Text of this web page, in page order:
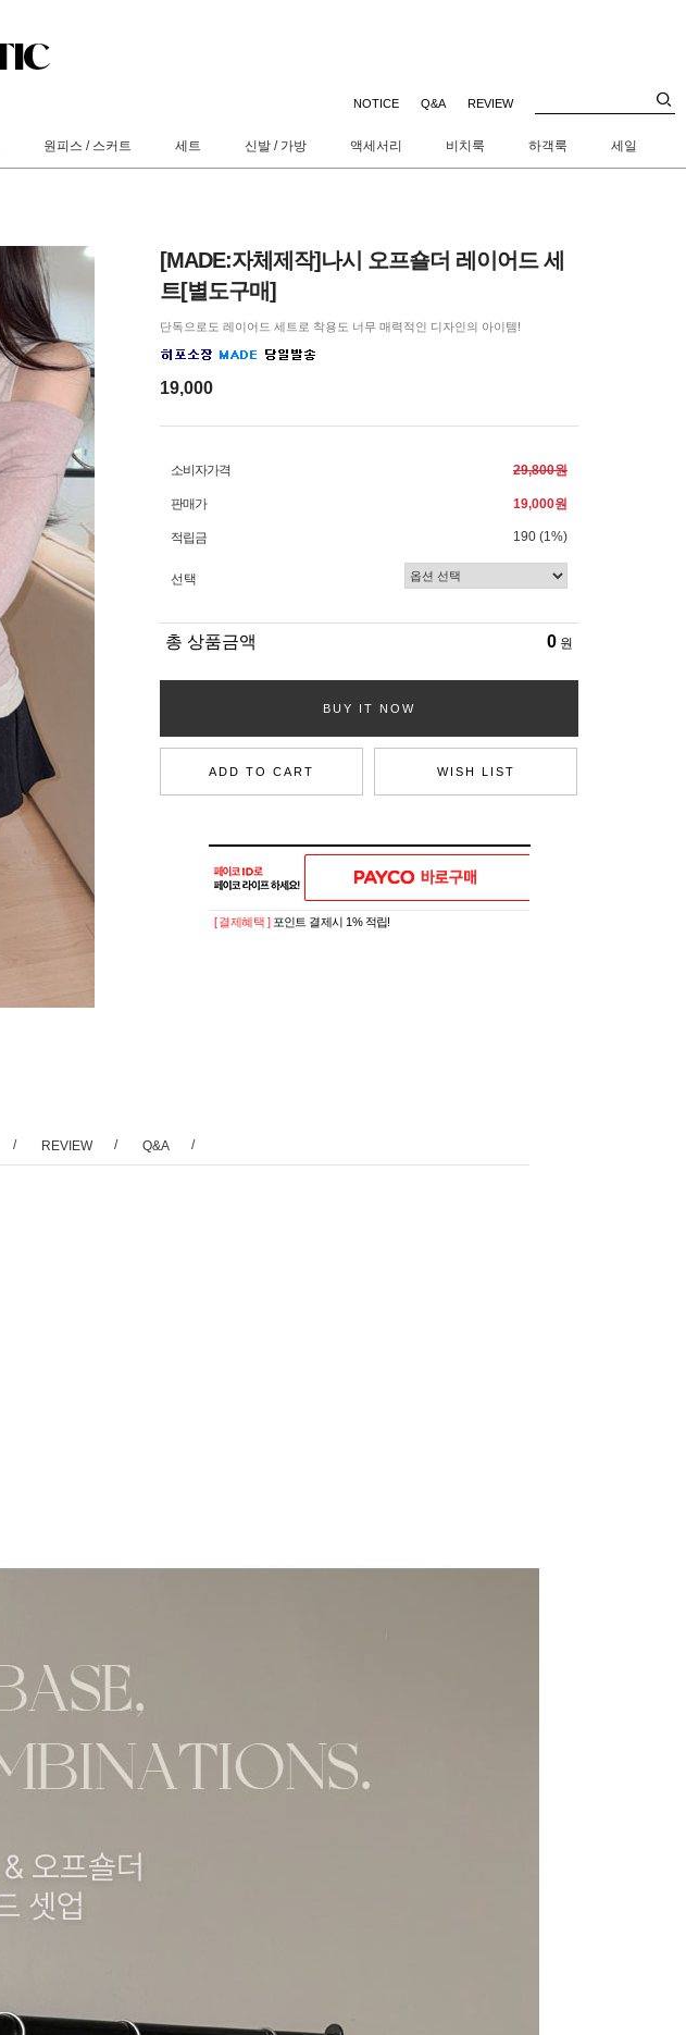
NOTICE Q&A REVIEW
원피스 / 스커트 세트 신발 / 가방 액세서리 비치룩 하객룩 세일
[MADE:자체제작]나시 오프숄더 레이어드 세
트[별도구매]
단독으로도 레이어드 세트로 착용도 너무 매력적인 디자인의 아이템!
19,000
소비자가격 29,800원
판매가 19,000원
적립금 190 (1%)
선택
총 상품금액 0 원
BUY IT NOW
ADD TO CART WISH LIST
[ 결제혜택 ] 포인트 결제시 1% 적립!
/ REVIEW / Q&A /